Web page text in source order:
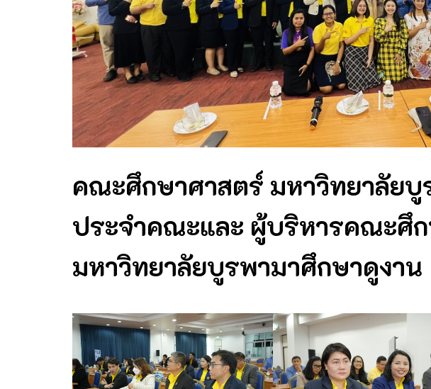
คณะศึกษาศาสตร์ มหาวิทยาลัย
ประจำคณะและ ผู้บริหารคณะศึ
มหาวิทยาลัยบูรพามาศึกษาดูงาน